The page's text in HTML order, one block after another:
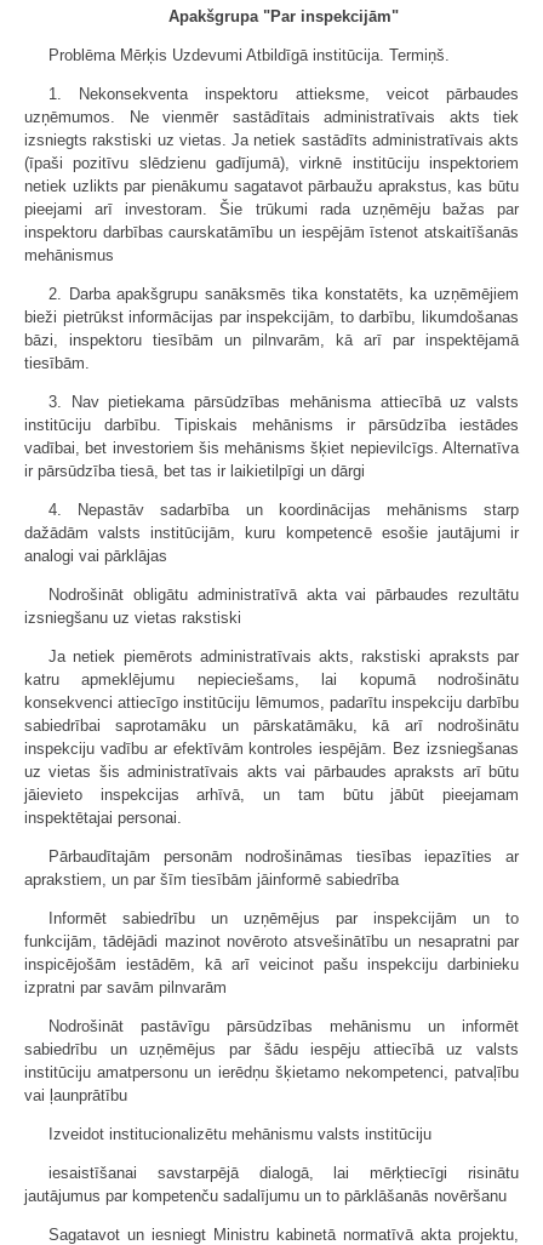
Apakšgrupa "Par inspekcijām"
Problēma Mērķis Uzdevumi Atbildīgā institūcija. Termiņš.
1. Nekonsekventa inspektoru attieksme, veicot pārbaudes
uzņēmumos. Ne vienmēr sastādītais administratīvais akts tiek
izsniegts rakstiski uz vietas. Ja netiek sastādīts administratīvais akts
(īpaši pozitīvu slēdzienu gadījumā), virknē institūciju inspektoriem
netiek uzlikts par pienākumu sagatavot pārbaužu aprakstus, kas būtu
pieejami arī investoram. Šie trūkumi rada uzņēmēju bažas par
inspektoru darbības caurskatāmību un iespējām īstenot atskaitīšanās
mehānismus
2. Darba apakšgrupu sanāksmēs tika konstatēts, ka uzņēmējiem
bieži pietrūkst informācijas par inspekcijām, to darbību, likumdošanas
bāzi, inspektoru tiesībām un pilnvarām, kā arī par inspektējamā
tiesībām.
3. Nav pietiekama pārsūdzības mehānisma attiecībā uz valsts
institūciju darbību. Tipiskais mehānisms ir pārsūdzība iestādes
vadībai, bet investoriem šis mehānisms šķiet nepievilcīgs. Alternatīva
ir pārsūdzība tiesā, bet tas ir laikietilpīgi un dārgi
4. Nepastāv sadarbība un koordinācijas mehānisms starp
dažādām valsts institūcijām, kuru kompetencē esošie jautājumi ir
analogi vai pārklājas
Nodrošināt obligātu administratīvā akta vai pārbaudes rezultātu
izsniegšanu uz vietas rakstiski
Ja netiek piemērots administratīvais akts, rakstiski apraksts par
katru apmeklējumu nepieciešams, lai kopumā nodrošinātu
konsekvenci attiecīgo institūciju lēmumos, padarītu inspekciju darbību
sabiedrībai saprotamāku un pārskatāmāku, kā arī nodrošinātu
inspekciju vadību ar efektīvām kontroles iespējām. Bez izsniegšanas
uz vietas šis administratīvais akts vai pārbaudes apraksts arī būtu
jāievieto inspekcijas arhīvā, un tam būtu jābūt pieejamam
inspektētajai personai.
Pārbaudītajām personām nodrošināmas tiesības iepazīties ar
aprakstiem, un par šīm tiesībām jāinformē sabiedrība
Informēt sabiedrību un uzņēmējus par inspekcijām un to
funkcijām, tādējādi mazinot novēroto atsvešinātību un nesapratni par
inspicējošām iestādēm, kā arī veicinot pašu inspekciju darbinieku
izpratni par savām pilnvarām
Nodrošināt pastāvīgu pārsūdzības mehānismu un informēt
sabiedrību un uzņēmējus par šādu iespēju attiecībā uz valsts
institūciju amatpersonu un ierēdņu šķietamo nekompetenci, patvaļību
vai ļaunprātību
Izveidot institucionalizētu mehānismu valsts institūciju
iesaistīšanai savstarpējā dialogā, lai mērķtiecīgi risinātu
jautājumus par kompetenču sadalījumu un to pārklāšanās novēršanu
Sagatavot un iesniegt Ministru kabinetā normatīvā akta projektu,